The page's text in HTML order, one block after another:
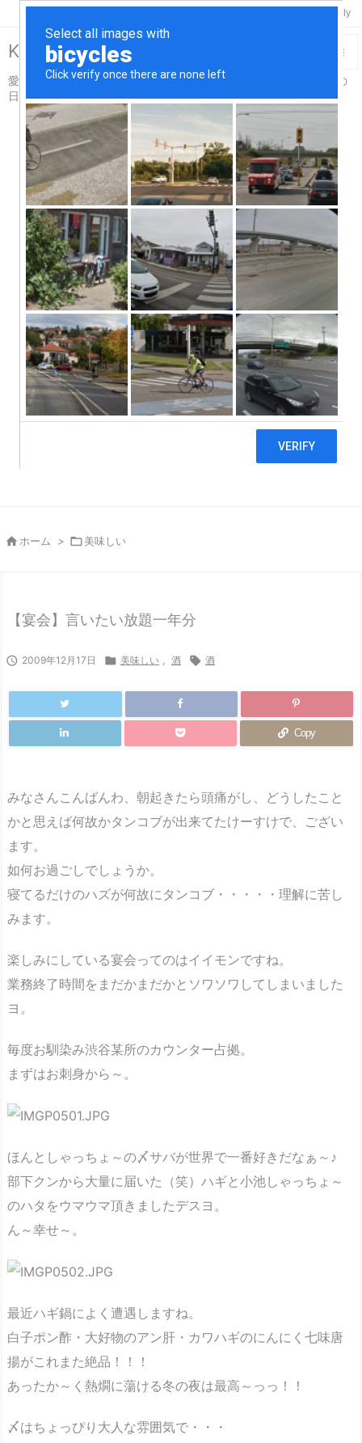
Keisuke-Remix>R18
愛車スカイライン＆コペンと温泉と酒と烏賊釣り触手吸盤プレイの
日々…for Adults仕様


メニュ

前へ


Feedly
 ホーム > 美味しい
【宴会】言いたい放題一年分
 2009年12月17日  美味しい , 酒  酒
Copy
みなさんこんばんわ、朝起きたら頭痛がし、どうしたこと
かと思えば何故かタンコブが出来てたけーすけで、ござい
ます。
如何お過ごしでしょうか。
寝てるだけのハズが何故にタンコブ・・・・・理解に苦し
みます。
楽しみにしている宴会ってのはイイモンですね。
業務終了時間をまだかまだかとソワソワしてしまいました
ヨ。
毎度お馴染み渋谷某所のカウンター占拠。
まずはお刺身から～。
ほんとしゃっちょ～の〆サバが世界で一番好きだなぁ～♪
部下クンから大量に届いた（笑）ハギと小池しゃっちょ～
のハタをウマウマ頂きましたデスヨ。
ん～幸せ～。
最近ハギ鍋によく遭遇しますね。
白子ポン酢・大好物のアン肝・カワハギのにんにく七味唐
揚がこれまた絶品！！！
あったか～く熱燗に蕩ける冬の夜は最高～っっ！！
〆はちょっぴり大人な雰囲気で・・・